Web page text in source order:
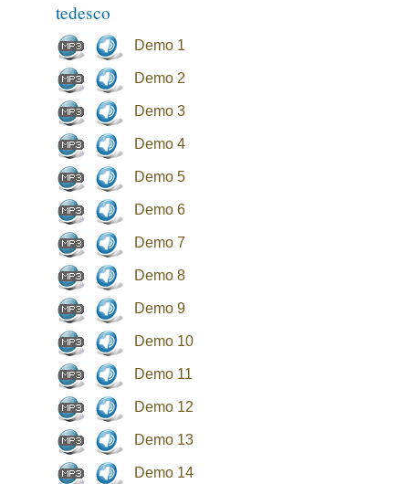
tedesco
Demo 1
Demo 2
Demo 3
Demo 4
Demo 5
Demo 6
Demo 7
Demo 8
Demo 9
Demo 10
Demo 11
Demo 12
Demo 13
Demo 14